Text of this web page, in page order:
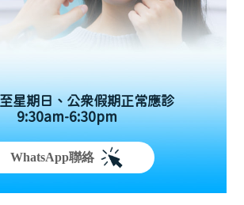
星期日、公眾假期正常應診
9:30am-6:30pm
WhatsApp聯絡